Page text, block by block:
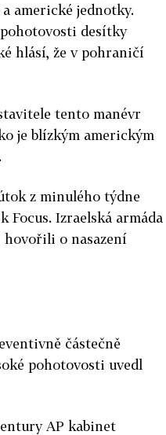
americké jednotky.
desítky
hlásí, že v pohraničí
tento manévr
je blízkým americkým
z minulého týdne
Focus. Izraelská armáda
o nasazení
částečně
pohotovosti uvedl
AP kabinet